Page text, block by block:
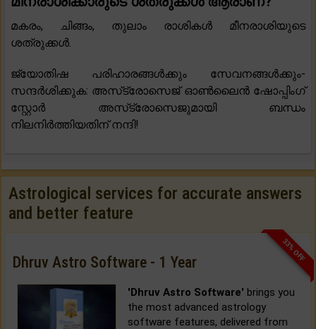
മകരം, ചിങ്ങം, തുലാം രാശികൾ മീനരാശിയുടെ
ശത്രുക്കൾ.
ജ്യോതിഷ പരിഹാരങ്ങൾക്കും സേവനങ്ങൾക്കും-
സന്ദർശിക്കുക: അസ്‌ട്രോസെജ് ഓൺലൈൻ ഷോപ്പിംഗ്
സ്റ്റോർ അസ്‌ട്രോസെജുമായി ബന്ധം
നിലനിർത്തിയതിന് നന്ദി!
Astrological services for accurate answers
and better feature
33% OFF
Dhruv Astro Software - 1 Year
'Dhruv Astro Software' brings you
the most advanced astrology
software features, delivered from